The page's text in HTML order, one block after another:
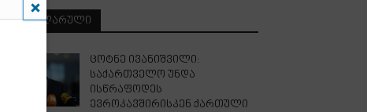
ᲞᲝᲞᲣᲚᲐᲠᲣᲚᲘ
ცოტნე ივანიშვილი:
საქართველო უნდა
ისწრაფოდეს
ევროკავშირისკენ ქართული